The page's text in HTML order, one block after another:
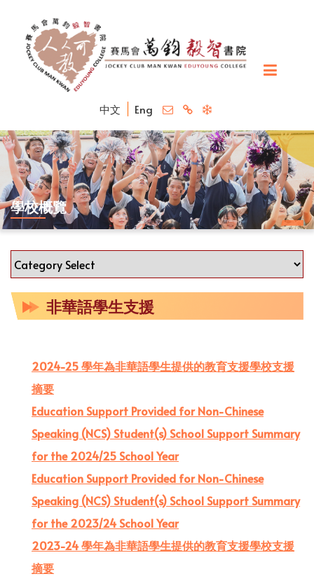
中文 Eng
學校概覽
非華語學生支援
2024-25 學年為非華語學生提供的教育支援學校支援
摘要
Education Support Provided for Non-Chinese
Speaking (NCS) Student(s) School Support Summary
for the 2024/25 School Year
Education Support Provided for Non-Chinese
Speaking (NCS) Student(s) School Support Summary
for the 2023/24 School Year
2023-24 學年為非華語學生提供的教育支援學校支援
摘要